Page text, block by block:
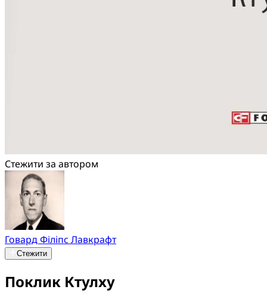
Стежити за автором
Говард Філіпс Лавкрафт
Стежити
Поклик Ктулху